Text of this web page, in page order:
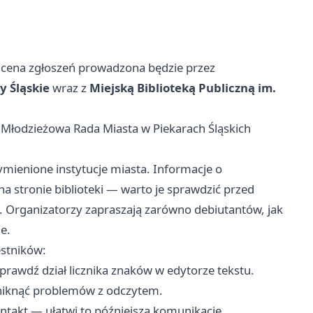
zgłoszeń prowadzona będzie przez
Śląskiewraz z Miejską Biblioteką Publiczną im.
Rada Miasta w Piekarach Śląskich
instytucje miasta. Informacje o
stronie biblioteki — warto je sprawdzić przed
zapraszają zarówno debiutantów, jak
dział licznika znaków w edytorze tekstu.
problemów z odczytem.